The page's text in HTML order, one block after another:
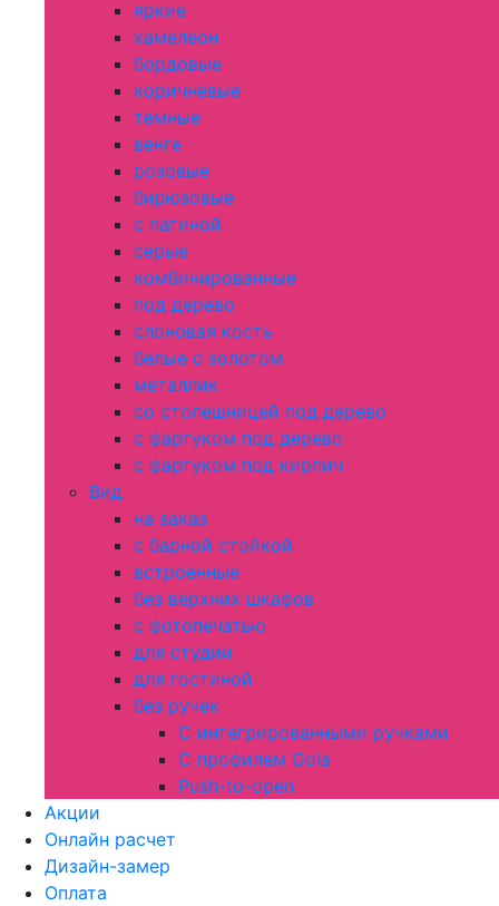
яркие
хамелеон
бордовые
коричневые
темные
венге
розовые
бирюзовые
с патиной
серые
комбинированные
под дерево
слоновая кость
белые с золотом
металлик
со столешницей под дерево
с фартуком под дерево
с фартуком под кирпич
Вид
на заказ
с барной стойкой
встроенные
без верхних шкафов
с фотопечатью
для студии
для гостиной
без ручек
С интегрированными ручками
С профилем Gola
Push-to-open
Акции
Онлайн расчет
Дизайн-замер
Оплата